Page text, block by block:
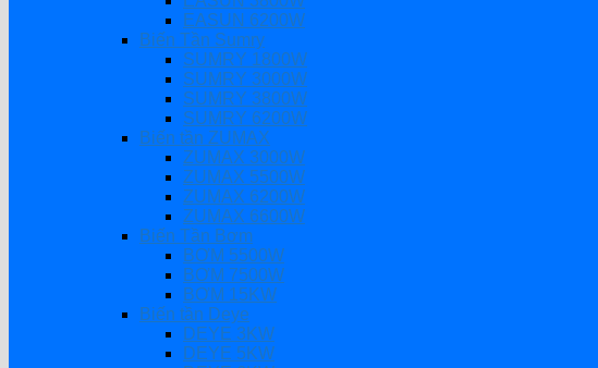
EASUN 6200W
Biến Tần Sumry
SUMRY 1800W
SUMRY 3000W
SUMRY 3800W
SUMRY 6200W
Biến tần ZUMAX
ZUMAX 3000W
ZUMAX 5500W
ZUMAX 6200W
ZUMAX 6600W
Biến Tần Bơm
BƠM 5500W
BƠM 7500W
BƠM 15KW
Biến tần Deye
DEYE 3KW
DEYE 5KW